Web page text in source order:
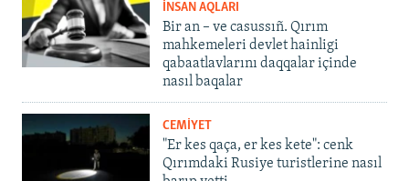
İNSAN AQLARI
Bir an – ve casussıñ. Qırım
mahkemeleri devlet hainligi
qabaatlavlarını daqqalar içinde
nasıl baqalar
CEMİYET
"Er kes qaça, er kes kete": cenk
Qırımdaki Rusiye turistlerine nasıl